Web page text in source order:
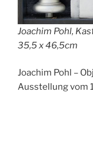
Joachim Pohl,
35,5 x 46,5cm
Joachim Pohl –
Ausstellung vom